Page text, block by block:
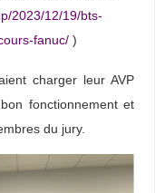
2023/12/19/bts-
fanuc/ )
charger leur AVP
fonctionnement et
du jury.